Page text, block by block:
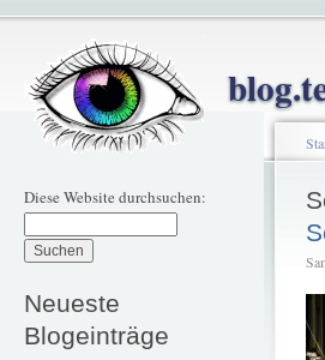
Diese Website durchsuchen:
Neueste
Blogeinträge